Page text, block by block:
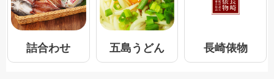
詰合わせ 五島うどん 長崎俵物